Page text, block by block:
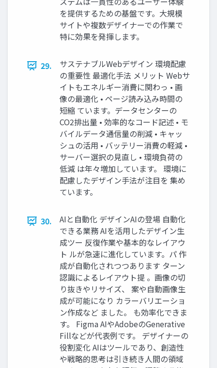
を提供するための基盤です。大規模
サイトや複数デザイナーでの作業で
特に効果を発揮します。
29.
サステナブルWebデザイン 環境配慮
の重要性 最適化手法 メリット Webサ
イトもエネルギー消費に関わっ • 画
像の最適化 • ページ読み込み時間の
短縮 ています。データセンターの
CO2排出量 • 効率的なコード記述 • モ
バイルデータ通信量の削減 • キャッ
シュの活用 • バッテリー消費の軽減 •
サーバー選択の見直し • 環境負荷の
低減 は年々増加しています。 環境に
配慮したデザイン手法が注目を 集め
ています。
30.
AIと自動化 デザインAIの登場 自動化
できる業務 AIを活用したデザイン生
成ツー 反復作業や基本的なレイアウ
ト ルが急速に進化しています。パ 作
成が自動化されつつあります ターン
認識によるレイアウト提 。画像の切
り抜きやリサイズ、 案や自動画像生
成が可能になり カラーバリエーショ
ン作成など ました。 も効率化できま
す。 Figma AIやAdobeのGenerative
Fillなどが代表例です。 デザイナーの
役割変化 AIはツールであり、創造性
や戦略的思考は引き続き人間の領域